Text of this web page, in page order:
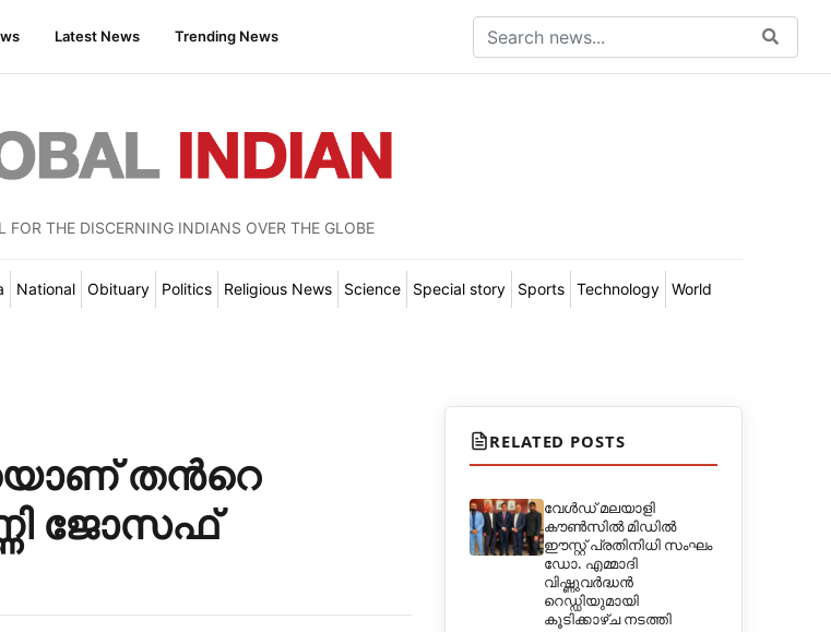
Latest News Trending News
FOR THE DISCERNING INDIANS OVER THE GLOBE
National Obituary Politics Religious News Science Special story Sports Technology World
തന്‍റെ
ജോസഫ്
RELATED POSTS
വേൾഡ് മലയാളി
കൗൺസിൽ മിഡിൽ
ഈസ്റ്റ് പ്രതിനിധി സംഘം
ഡോ. എമ്മാദി
വിഷ്ണുവർദ്ധൻ
റെഡ്ഡിയുമായി
കൂടിക്കാഴ്ച നടത്തി